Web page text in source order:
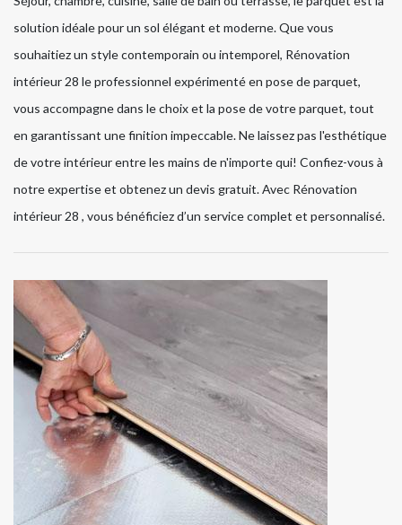
solution idéale pour un sol élégant et moderne. Que vous
souhaitiez un style contemporain ou intemporel, Rénovation
intérieur 28 le professionnel expérimenté en pose de parquet,
vous accompagne dans le choix et la pose de votre parquet, tout
en garantissant une finition impeccable. Ne laissez pas l'esthétique
de votre intérieur entre les mains de n'importe qui! Confiez-vous à
notre expertise et obtenez un devis gratuit. Avec Rénovation
intérieur 28 , vous bénéficiez d’un service complet et personnalisé.